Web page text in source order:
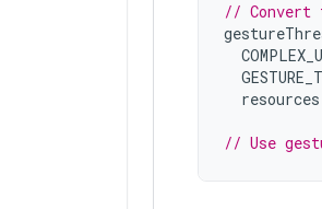
// Convert
resources
// Use